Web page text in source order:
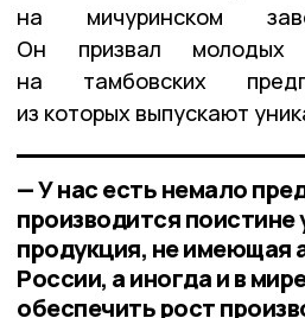
на мичуринском
Он призвал молодых
на тамбовских
из которых выпускают
— У нас есть немало
производится поистине
продукция, не имеющая
России, а иногда и в
обеспечить рост